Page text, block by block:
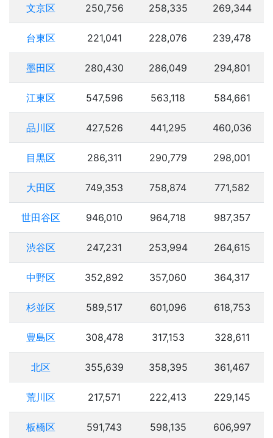
文京区 250,756 258,335 269,344
台東区 221,041 228,076 239,478
墨田区 280,430 286,049 294,801
江東区 547,596 563,118 584,661
品川区 427,526 441,295 460,036
目黒区 286,311 290,779 298,001
大田区 749,353 758,874 771,582
世田谷区 946,010 964,718 987,357
渋谷区 247,231 253,994 264,615
中野区 352,892 357,060 364,317
杉並区 589,517 601,096 618,753
豊島区 308,478 317,153 328,611
北区 355,639 358,395 361,467
荒川区 217,571 222,413 229,145
板橋区 591,743 598,135 606,997